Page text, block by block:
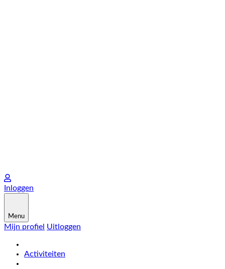
Inloggen
Menu
Mijn profiel Uitloggen
Activiteiten